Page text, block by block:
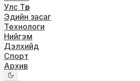
Улс Төр
Эдийн засаг
Технологи
Нийгэм
Дэлхийд
Спорт
Архив